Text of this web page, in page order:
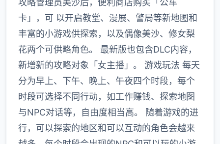
攻略管理员美沙后，便利商店购买「公车
卡」，可 以开启教堂、漫展、警局等新地图和
丰富的小游戏供探索，以及偶像美沙、修女梨
花两个可供略角色。 最新版也包含DLC内容，
新增新的攻略对象「女主播」。 游戏玩法 每天
分为早上、下午、晚上、午夜四个时段，每个
时段可选择不同行动，如工作赚钱、探索地图
与NPC对话等，自由度相当高。 随着游戏的进
行，可以探索的地区和可以互动的角色会越来